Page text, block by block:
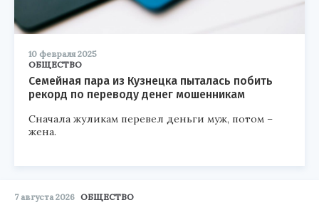
10 февраля 2025
ОБЩЕСТВО
Семейная пара из Кузнецка пыталась побить
рекорд по переводу денег мошенникам
Сначала жуликам перевел деньги муж, потом –
жена.
7 августа 2026 ОБЩЕСТВО